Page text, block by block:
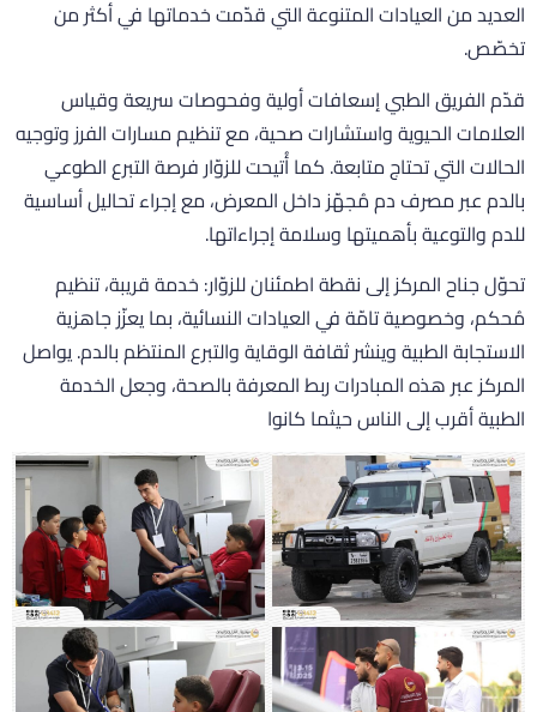
من العيادات المتنوعة التي قدّمت خدماتها في أكثر من
الفريق الطبي إسعافات أولية وفحوصات سريعة وقياس
الحيوية واستشارات صحية، مع تنظيم مسارات الفرز وتوجيه
التي تحتاج متابعة. كما أُتيحت للزوّار فرصة التبرع الطوعي
عبر مصرف دم مُجهّز داخل المعرض، مع إجراء تحاليل أساسية
والتوعية بأهميتها وسلامة إجراءاتها.
جناح المركز إلى نقطة اطمئنان للزوّار: خدمة قريبة، تنظيم
وخصوصية تامّة في العيادات النسائية، بما يعزّز جاهزية
الطبية وينشر ثقافة الوقاية والتبرع المنتظم بالدم. يواصل
عبر هذه المبادرات ربط المعرفة بالصحة، وجعل الخدمة
أقرب إلى الناس حيثما كانوا